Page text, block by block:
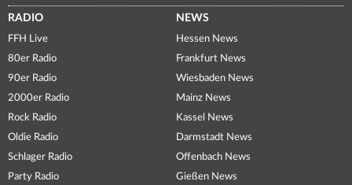
RADIO
FFH Live
80er Radio
90er Radio
2000er Radio
Rock Radio
Oldie Radio
Schlager Radio
Party Radio
NEWS
Hessen News
Frankfurt News
Wiesbaden News
Mainz News
Kassel News
Darmstadt News
Offenbach News
Gießen News